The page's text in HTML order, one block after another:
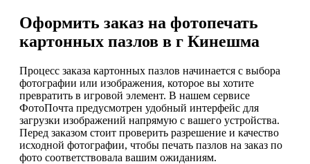
Оформить заказ на фотопечать
картонных пазлов в г Кинешма
Процесс заказа картонных пазлов начинается с выбора
фотографии или изображения, которое вы хотите
превратить в игровой элемент. В нашем сервисе
ФотоПочта предусмотрен удобный интерфейс для
загрузки изображений напрямую с вашего устройства.
Перед заказом стоит проверить разрешение и качество
исходной фотографии, чтобы печать пазлов на заказ по
фото соответствовала вашим ожиданиям.